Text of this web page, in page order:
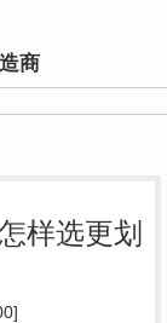
商
样选更划